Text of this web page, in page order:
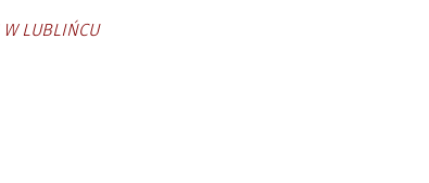
W LUBLIŃCU